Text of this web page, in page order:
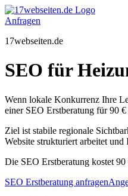
Zum
Inhalt
Anfragen
17webseiten.de
SEO für
Wenn lokale Konkurrenz Ihre
einer SEO Erstberatung für 90
Ziel ist stabile regionale
Website strukturiert arbeitet
Die SEO Erstberatung kostet
SEO Erstberatung anfragen